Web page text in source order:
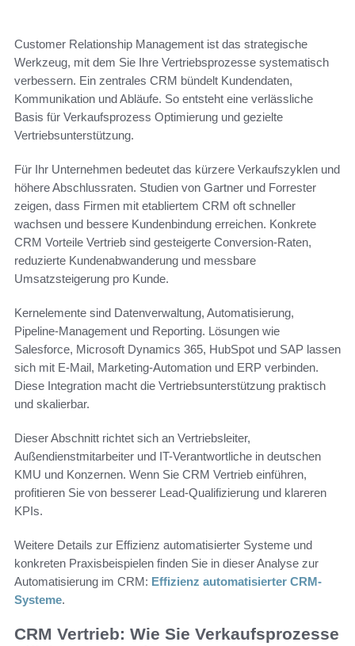
Customer Relationship Management ist das strategische
Werkzeug, mit dem Sie Ihre Vertriebsprozesse systematisch
verbessern. Ein zentrales CRM bündelt Kundendaten,
Kommunikation und Abläufe. So entsteht eine verlässliche
Basis für Verkaufsprozess Optimierung und gezielte
Vertriebsunterstützung.
Für Ihr Unternehmen bedeutet das kürzere Verkaufszyklen und
höhere Abschlussraten. Studien von Gartner und Forrester
zeigen, dass Firmen mit etabliertem CRM oft schneller
wachsen und bessere Kundenbindung erreichen. Konkrete
CRM Vorteile Vertrieb sind gesteigerte Conversion-Raten,
reduzierte Kundenabwanderung und messbare
Umsatzsteigerung pro Kunde.
Kernelemente sind Datenverwaltung, Automatisierung,
Pipeline-Management und Reporting. Lösungen wie
Salesforce, Microsoft Dynamics 365, HubSpot und SAP lassen
sich mit E-Mail, Marketing-Automation und ERP verbinden.
Diese Integration macht die Vertriebsunterstützung praktisch
und skalierbar.
Dieser Abschnitt richtet sich an Vertriebsleiter,
Außendienstmitarbeiter und IT-Verantwortliche in deutschen
KMU und Konzernen. Wenn Sie CRM Vertrieb einführen,
profitieren Sie von besserer Lead-Qualifizierung und klareren
KPIs.
Weitere Details zur Effizienz automatisierter Systeme und
konkreten Praxisbeispielen finden Sie in dieser Analyse zur
Automatisierung im CRM: Effizienz automatisierter CRM-
Systeme.
CRM Vertrieb: Wie Sie Verkaufsprozesse